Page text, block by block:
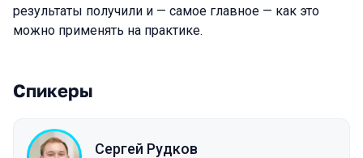
результаты получили и — самое главное — как это
можно применять на практике.
Спикеры
Сергей Рудков